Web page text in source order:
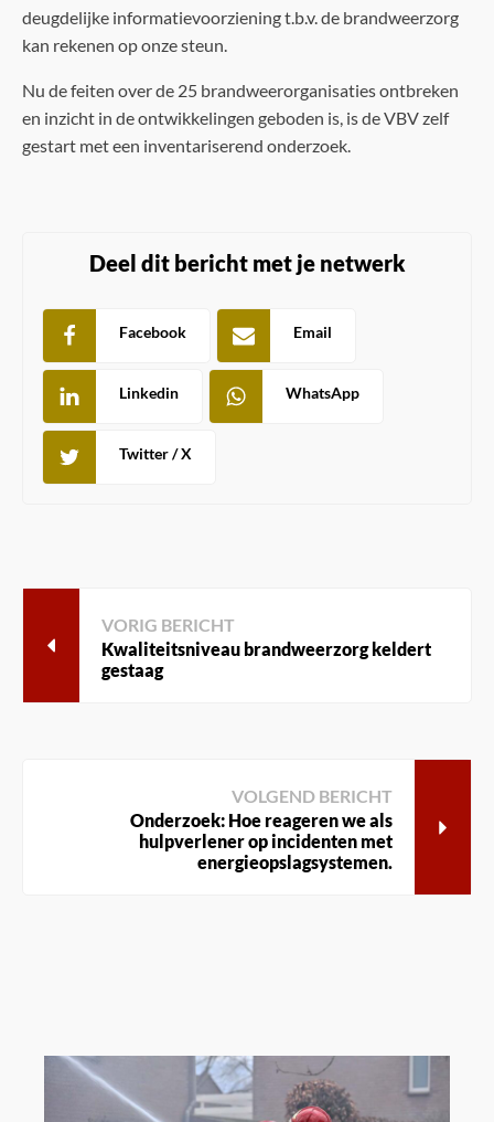
deugdelijke informatievoorziening t.b.v. de brandweerzorg
kan rekenen op onze steun.
Nu de feiten over de 25 brandweerorganisaties ontbreken
en inzicht in de ontwikkelingen geboden is, is de VBV zelf
gestart met een inventariserend onderzoek.
Deel dit bericht met je netwerk
Twitter / X
Facebook Email
Linkedin WhatsApp
VORIG BERICHT
Kwaliteitsniveau brandweerzorg keldert
gestaag
VOLGEND BERICHT
Onderzoek: Hoe reageren we als
hulpverlener op incidenten met
energieopslagsystemen.